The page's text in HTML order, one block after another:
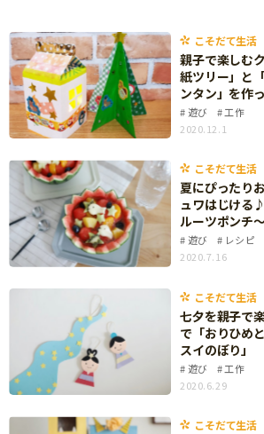
絵本・読み聞かせ
自由研究・工作
読書感想文
運動・あそび・ゲーム
英語
習い事
トラブル
親子でいっしょに
人間関係
おでかけ
家族
料理
マネー
健康
こそだて生活
親子で楽しむ
紙ツリー」と
ンタン」を作
遊び
工作
2020.12.1
こそだて生活
夏にぴったり
ュワはじける
ルーツポンチ
遊び
レシピ
2020.7.16
こそだて生活
七夕を親子で
で「おりひめ
スイのぼり」
遊び
工作
2020.6.29
こそだて生活